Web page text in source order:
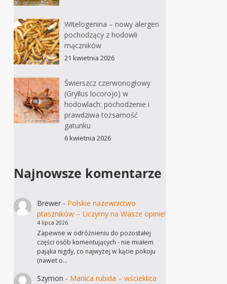
Witelogenina – nowy alergen
pochodzący z hodowli
mączników
21 kwietnia 2026
Świerszcz czerwonogłowy
(Gryllus locorojo) w
hodowlach: pochodzenie i
prawdziwa tożsamość
gatunku
6 kwietnia 2026
Najnowsze komentarze
Brewer- Polskie nazewnictwo
ptaszników – Liczymy na Wasze opinie!
4 lipca 2026
Zapewne w odróżnieniu do pozostałej
części osób komentujących - nie miałem
pająka nigdy, co najwyżej w kącie pokoju
(nawet o…
Szymon - Manica rubida – wścieklica